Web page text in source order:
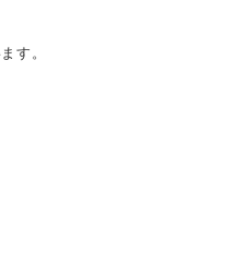
す。